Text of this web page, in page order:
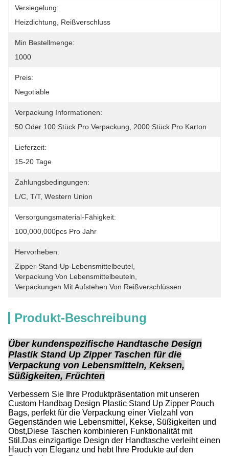
Versiegelung:
Heizdichtung, Reißverschluss
Min Bestellmenge:
1000
Preis:
Negotiable
Verpackung Informationen:
50 Oder 100 Stück Pro Verpackung, 2000 Stück Pro Karton
Lieferzeit:
15-20 Tage
Zahlungsbedingungen:
L/C, T/T, Western Union
Versorgungsmaterial-Fähigkeit:
100,000,000pcs Pro Jahr
Hervorheben:
Zipper-Stand-Up-Lebensmittelbeutel
Verpackung Von Lebensmittelbeuteln
Verpackungen Mit Aufstehen Von Reißverschlüssen
Produkt-Beschreibung
Über kundenspezifische Handtasche Design
Plastik Stand Up Zipper Taschen für die
Verpackung von Lebensmitteln, Keksen,
Süßigkeiten, Früchten
Verbessern Sie Ihre Produktpräsentation mit unseren
Custom Handbag Design Plastic Stand Up Zipper Pouch
Bags, perfekt für die Verpackung einer Vielzahl von
Gegenständen wie Lebensmittel, Kekse, Süßigkeiten und
Obst,Diese Taschen kombinieren Funktionalität mit
Stil.Das einzigartige Design der Handtasche verleiht einen
Hauch von Eleganz und hebt Ihre Produkte auf den